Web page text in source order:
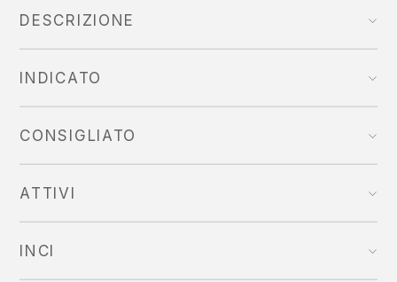
DESCRIZIONE
INDICATO
CONSIGLIATO
ATTIVI
INCI